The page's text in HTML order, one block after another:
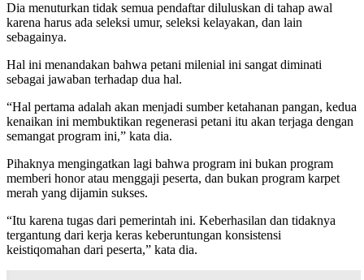
Dia menuturkan tidak semua pendaftar diluluskan di tahap awal
karena harus ada seleksi umur, seleksi kelayakan, dan lain
sebagainya.
Hal ini menandakan bahwa petani milenial ini sangat diminati
sebagai jawaban terhadap dua hal.
“Hal pertama adalah akan menjadi sumber ketahanan pangan, kedua
kenaikan ini membuktikan regenerasi petani itu akan terjaga dengan
semangat program ini,” kata dia.
Pihaknya mengingatkan lagi bahwa program ini bukan program
memberi honor atau menggaji peserta, dan bukan program karpet
merah yang dijamin sukses.
“Itu karena tugas dari pemerintah ini. Keberhasilan dan tidaknya
tergantung dari kerja keras keberuntungan konsistensi
keistiqomahan dari peserta,” kata dia.